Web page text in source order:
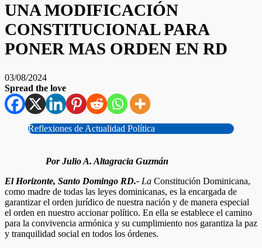
UNA MODIFICACIÓN
CONSTITUCIONAL PARA
PONER MAS ORDEN EN RD
03/08/2024
Spread the love
Reflexiones de Actualidad Política
Por Julio A. Altagracia Guzmán
El Horizonte, Santo Domingo RD.- La Constitución Dominicana,
como madre de todas las leyes dominicanas, es la encargada de
garantizar el orden jurídico de nuestra nación y de manera especial
el orden en nuestro accionar político. En ella se establece el camino
para la convivencia armónica y su cumplimiento nos garantiza la paz
y tranquilidad social en todos los órdenes.